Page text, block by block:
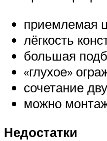
приемлемая
лёгкость
большая
«глухое»
сочетание
можно
Недостатки